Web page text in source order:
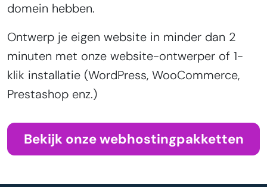
domein hebben.
Ontwerp je eigen website in minder dan 2
minuten met onze website-ontwerper of 1-
klik installatie (WordPress, WooCommerce,
Prestashop enz.)
Bekijk onze webhostingpakketten